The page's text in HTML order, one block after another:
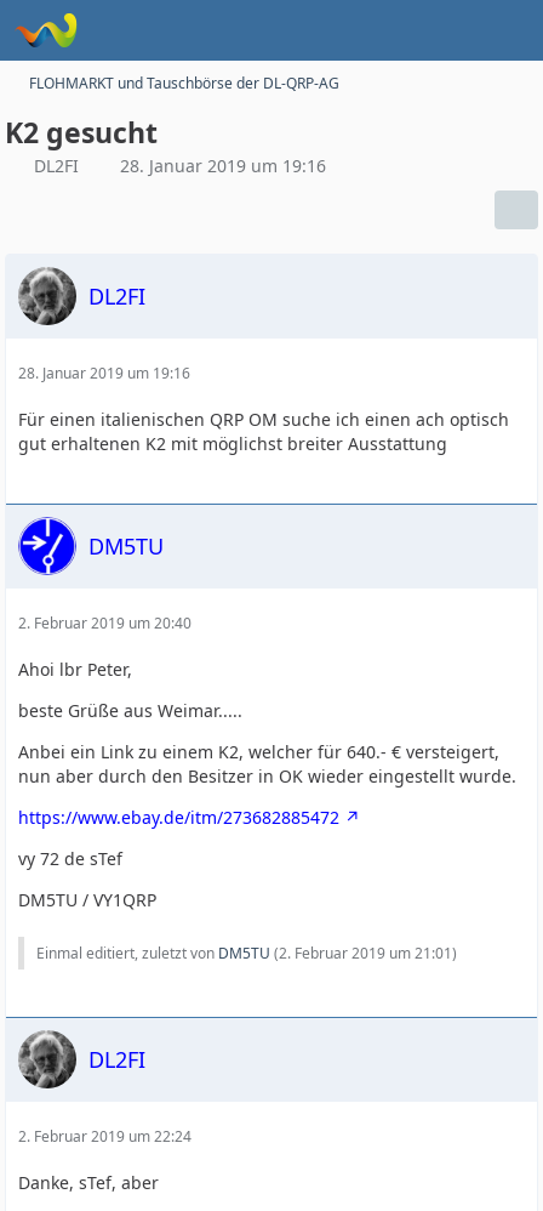
FLOHMARKT und Tauschbörse der DL-QRP-AG
K2 gesucht
DL2FI 28. Januar 2019 um 19:16
DL2FI
28. Januar 2019 um 19:16
Für einen italienischen QRP OM suche ich einen ach optisch
gut erhaltenen K2 mit möglichst breiter Ausstattung
DM5TU
2. Februar 2019 um 20:40
Ahoi lbr Peter,
beste Grüße aus Weimar.....
Anbei ein Link zu einem K2, welcher für 640.- € versteigert,
nun aber durch den Besitzer in OK wieder eingestellt wurde.
https://www.ebay.de/itm/273682885472
vy 72 de sTef
DM5TU / VY1QRP
Einmal editiert, zuletzt von DM5TU (2. Februar 2019 um 21:01)
DL2FI
2. Februar 2019 um 22:24
Danke, sTef, aber